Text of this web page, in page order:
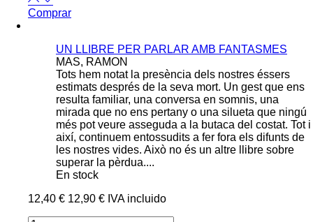
Comprar
UN LLIBRE PER PARLAR AMB FANTASMES
MAS, RAMON
Tots hem notat la presència dels nostres éssers
estimats després de la seva mort. Un gest que ens
resulta familiar, una conversa en somnis, una
mirada que no ens pertany o una silueta que ningú
més pot veure asseguda a la butaca del costat. Tot i
així, continuem entossudits a fer fora els difunts de
les nostres vides. Això no és un altre llibre sobre
superar la pèrdua....
En stock
12,40 € 12,90 € IVA incluido